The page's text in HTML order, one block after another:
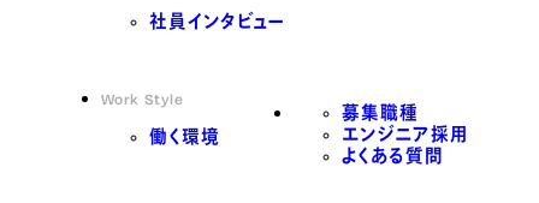
社員インタビュー
Work Style
働く環境
募集職種
エンジニア採用
よくある質問